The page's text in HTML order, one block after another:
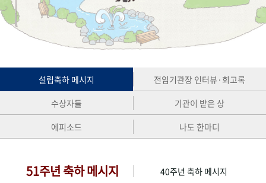
성과 50선 숫자로 보는 50년 50
주년 광장
세계와 함께 한 KIHASA
VR 역사관
설립축하 메시지
전임기관장 인터뷰·회고록
수상자들
기관이 받은 상
에피소드
나도 한마디
51주년 축하 메시지 40주년 축하 메시지